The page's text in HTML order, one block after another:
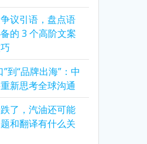
议引语，盘点语
的 3 个高阶文案
到“品牌出海”：中
新思考全球沟通
了，汽油还可能
和翻译有什么关